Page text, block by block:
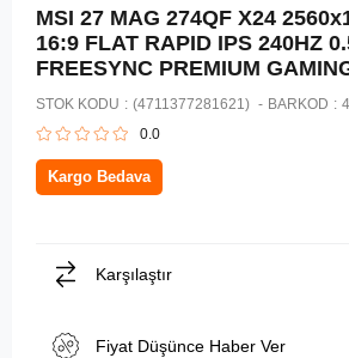
MSI 27 MAG 274QF X24
16:9 FLAT RAPID IPS 240HZ
FREESYNC PREMIUM
STOK KODU (4711377281621) BARKOD :
0.0
Kargo Bedava
Karşılaştır
Fiyat Düşünce Haber Ver